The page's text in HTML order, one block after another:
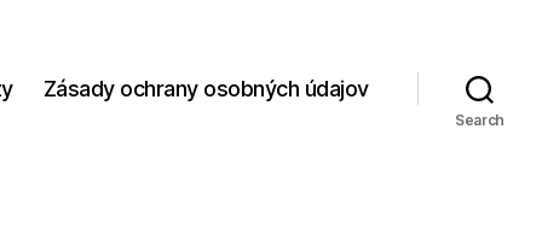
Zásady ochrany osobných údajov
Search